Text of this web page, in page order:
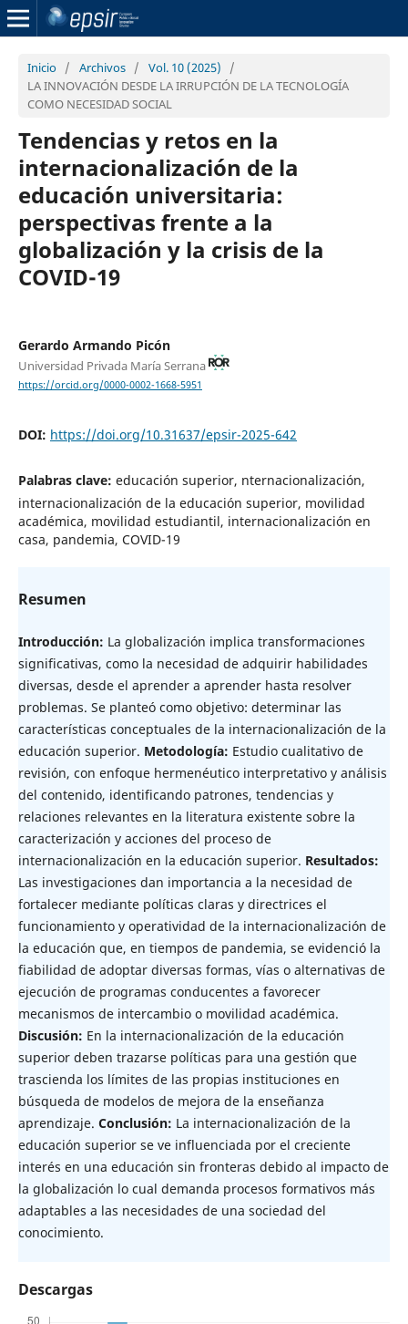
Inicio / Archivos / Vol. 10 (2025)
/
LA INNOVACIÓN DESDE LA IRRUPCIÓN DE LA TECNOLOGÍA
COMO NECESIDAD SOCIAL
Tendencias y retos en la
internacionalización de la
educación universitaria:
perspectivas frente a la
globalización y la crisis de la
COVID-19
Gerardo Armando Picón
Universidad Privada María Serrana
https://orcid.org/0000-0002-1668-5951
DOI: https://doi.org/10.31637/epsir-2025-642
Palabras clave: educación superior, nternacionalización,
internacionalización de la educación superior, movilidad
académica, movilidad estudiantil, internacionalización en
casa, pandemia, COVID-19
Resumen
Introducción: La globalización implica transformaciones
significativas, como la necesidad de adquirir habilidades
diversas, desde el aprender a aprender hasta resolver
problemas. Se planteó como objetivo: determinar las
características conceptuales de la internacionalización de la
educación superior. Metodología: Estudio cualitativo de
revisión, con enfoque hermenéutico interpretativo y análisis
del contenido, identificando patrones, tendencias y
relaciones relevantes en la literatura existente sobre la
caracterización y acciones del proceso de
internacionalización en la educación superior. Resultados:
Las investigaciones dan importancia a la necesidad de
fortalecer mediante políticas claras y directrices el
funcionamiento y operatividad de la internacionalización de
la educación que, en tiempos de pandemia, se evidenció la
fiabilidad de adoptar diversas formas, vías o alternativas de
ejecución de programas conducentes a favorecer
mecanismos de intercambio o movilidad académica.
Discusión: En la internacionalización de la educación
superior deben trazarse políticas para una gestión que
trascienda los límites de las propias instituciones en
búsqueda de modelos de mejora de la enseñanza
aprendizaje. Conclusión: La internacionalización de la
educación superior se ve influenciada por el creciente
interés en una educación sin fronteras debido al impacto de
la globalización lo cual demanda procesos formativos más
adaptables a las necesidades de una sociedad del
conocimiento.
Descargas